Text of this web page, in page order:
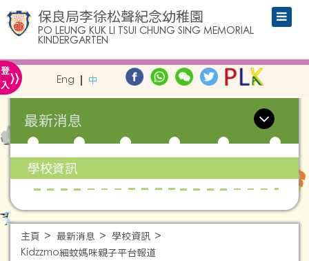
保良局李徐松聲紀念幼稚園
PO LEUNG KUK LI TSUI CHUNG SING MEMORIAL
KINDERGARTEN
登
入» Eng 中
最新消息
學校資訊
主頁 最新消息
學校資訊
Kidzzmo細蚊媽咪親子平台報道